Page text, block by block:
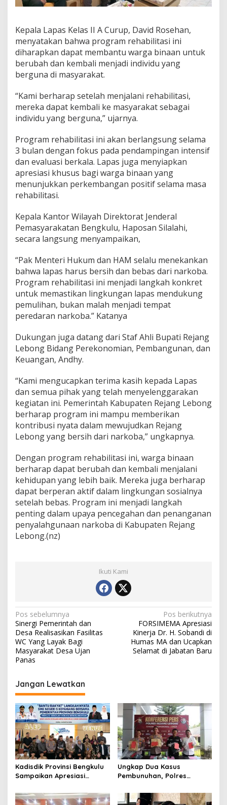
Kepala Lapas Kelas II A Curup, David Rosehan,
menyatakan bahwa program rehabilitasi ini
diharapkan dapat membantu warga binaan untuk
berubah dan kembali menjadi individu yang
berguna di masyarakat.
“Kami berharap setelah menjalani rehabilitasi,
mereka dapat kembali ke masyarakat sebagai
individu yang berguna,” ujarnya.
Program rehabilitasi ini akan berlangsung selama
3 bulan dengan fokus pada pendampingan intensif
dan evaluasi berkala. Lapas juga menyiapkan
apresiasi khusus bagi warga binaan yang
menunjukkan perkembangan positif selama masa
rehabilitasi.
Kepala Kantor Wilayah Direktorat Jenderal
Pemasyarakatan Bengkulu, Haposan Silalahi,
secara langsung menyampaikan,
“Pak Menteri Hukum dan HAM selalu menekankan
bahwa lapas harus bersih dan bebas dari narkoba.
Program rehabilitasi ini menjadi langkah konkret
untuk memastikan lingkungan lapas mendukung
pemulihan, bukan malah menjadi tempat
peredaran narkoba.” Katanya
Dukungan juga datang dari Staf Ahli Bupati Rejang
Lebong Bidang Perekonomian, Pembangunan, dan
Keuangan, Andhy.
“Kami mengucapkan terima kasih kepada Lapas
dan semua pihak yang telah menyelenggarakan
kegiatan ini. Pemerintah Kabupaten Rejang Lebong
berharap program ini mampu memberikan
kontribusi nyata dalam mewujudkan Rejang
Lebong yang bersih dari narkoba,” ungkapnya.
Dengan program rehabilitasi ini, warga binaan
berharap dapat berubah dan kembali menjalani
kehidupan yang lebih baik. Mereka juga berharap
dapat berperan aktif dalam lingkungan sosialnya
setelah bebas. Program ini menjadi langkah
penting dalam upaya pencegahan dan penanganan
penyalahgunaan narkoba di Kabupaten Rejang
Lebong.(nz)
Ikuti Kami
Navigasi
pos
Pos sebelumnya
Sinergi Pemerintah dan
Desa Realisasikan Fasilitas
WC Yang Layak Bagi
Masyarakat Desa Ujan
Panas
Pos berikutnya
FORSIMEMA Apresiasi
Kinerja Dr. H. Sobandi di
Humas MA dan Ucapkan
Selamat di Jabatan Baru
Jangan Lewatkan
Kadisdik Provinsi Bengkulu
Sampaikan Apresiasi
Plt. Kepala SMKN 5
Kepahiang Bagikan 215
Ungkap Dua Kasus
Pembunuhan, Polres
Kronologi dan Motif Para
Tersangka